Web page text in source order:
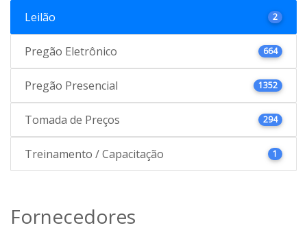
Leilão 2
Pregão Eletrônico 664
Pregão Presencial 1352
Tomada de Preços 294
Treinamento / Capacitação 1
Fornecedores